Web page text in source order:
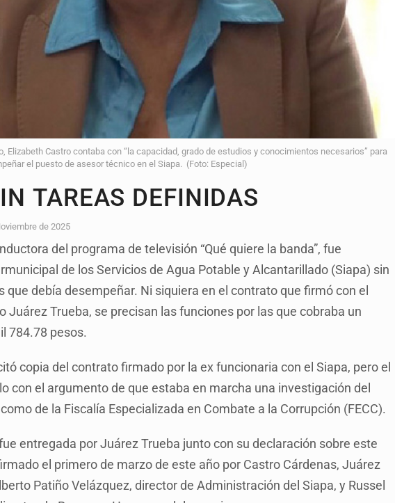
Elizabeth Castro contaba con “la capacidad, grado de estudios y conocimientos necesarios” para
el puesto de asesor técnico en el Siapa. (Foto: Especial)
TAREAS DEFINIDAS
de 2025
del programa de televisión “Qué quiere la banda”, fue
de los Servicios de Agua Potable y Alcantarillado (Siapa) sin
debía desempeñar. Ni siquiera en el contrato que firmó con el
Juárez Trueba, se precisan las funciones por las que cobraba un
784.78 pesos.
copia del contrato firmado por la ex funcionaria con el Siapa, pero el
con el argumento de que estaba en marcha una investigación del
de la Fiscalía Especializada en Combate a la Corrupción (FECC).
entregada por Juárez Trueba junto con su declaración sobre este
el primero de marzo de este año por Castro Cárdenas, Juárez
Patiño Velázquez, director de Administración del Siapa, y Russel